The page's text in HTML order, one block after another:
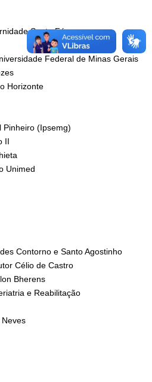
Santa Fé
Federal de Minas Gerais
Horizonte
Pinheiro (Ipsemg)
II
Unimed
Contorno e Santo Agostinho
Célio de Castro
Bherens
e Reabilitação
Neves